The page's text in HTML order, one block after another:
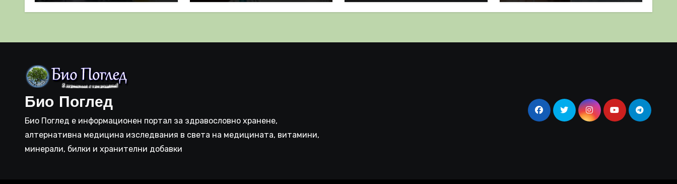
важен за имунната
като призна, че те
комбинация
полза
Био Поглед
Био Поглед е информационен портал за здравословно хранене,
алтернативна медицина изследвания в света на медицината, витамини,
минерали, билки и хранителни добавки